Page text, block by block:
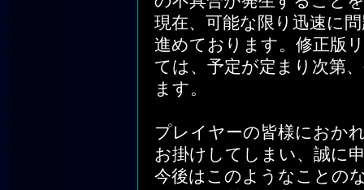
現在、可能な限り迅速に
進めております。修正版
ては、予定が定まり次第
ます。
プレイヤーの皆様におか
お掛けしてしまい、誠に
今後はこのようなことの